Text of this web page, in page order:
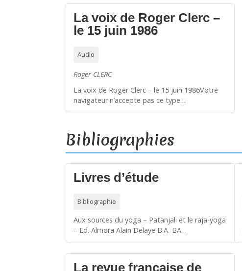
La voix de Roger Clerc –
le 15 juin 1986
Audio
Roger CLERC
La voix de Roger Clerc – le 15 juin 1986Votre
navigateur n’accepte pas ce type…
Bibliographies
Livres d’étude
Bibliographie
Aux sources du yoga – Patanjali et le raja-yoga
– Ed. Almora Alain Delaye B.A.-BA…
La revue française de